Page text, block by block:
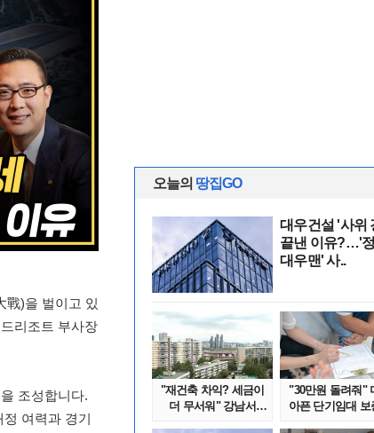
戰)을 벌이고 있
리조트 부사장
조성합니다.
여력과 경기
오늘의 땅집GO
대우건설 '사위
끝낸 이유?…'
대우맨' 사..
"재건축 차익? 세금이
더 무서워" 강남서
"30만원 돌려줘"
아픈 단기임대 보